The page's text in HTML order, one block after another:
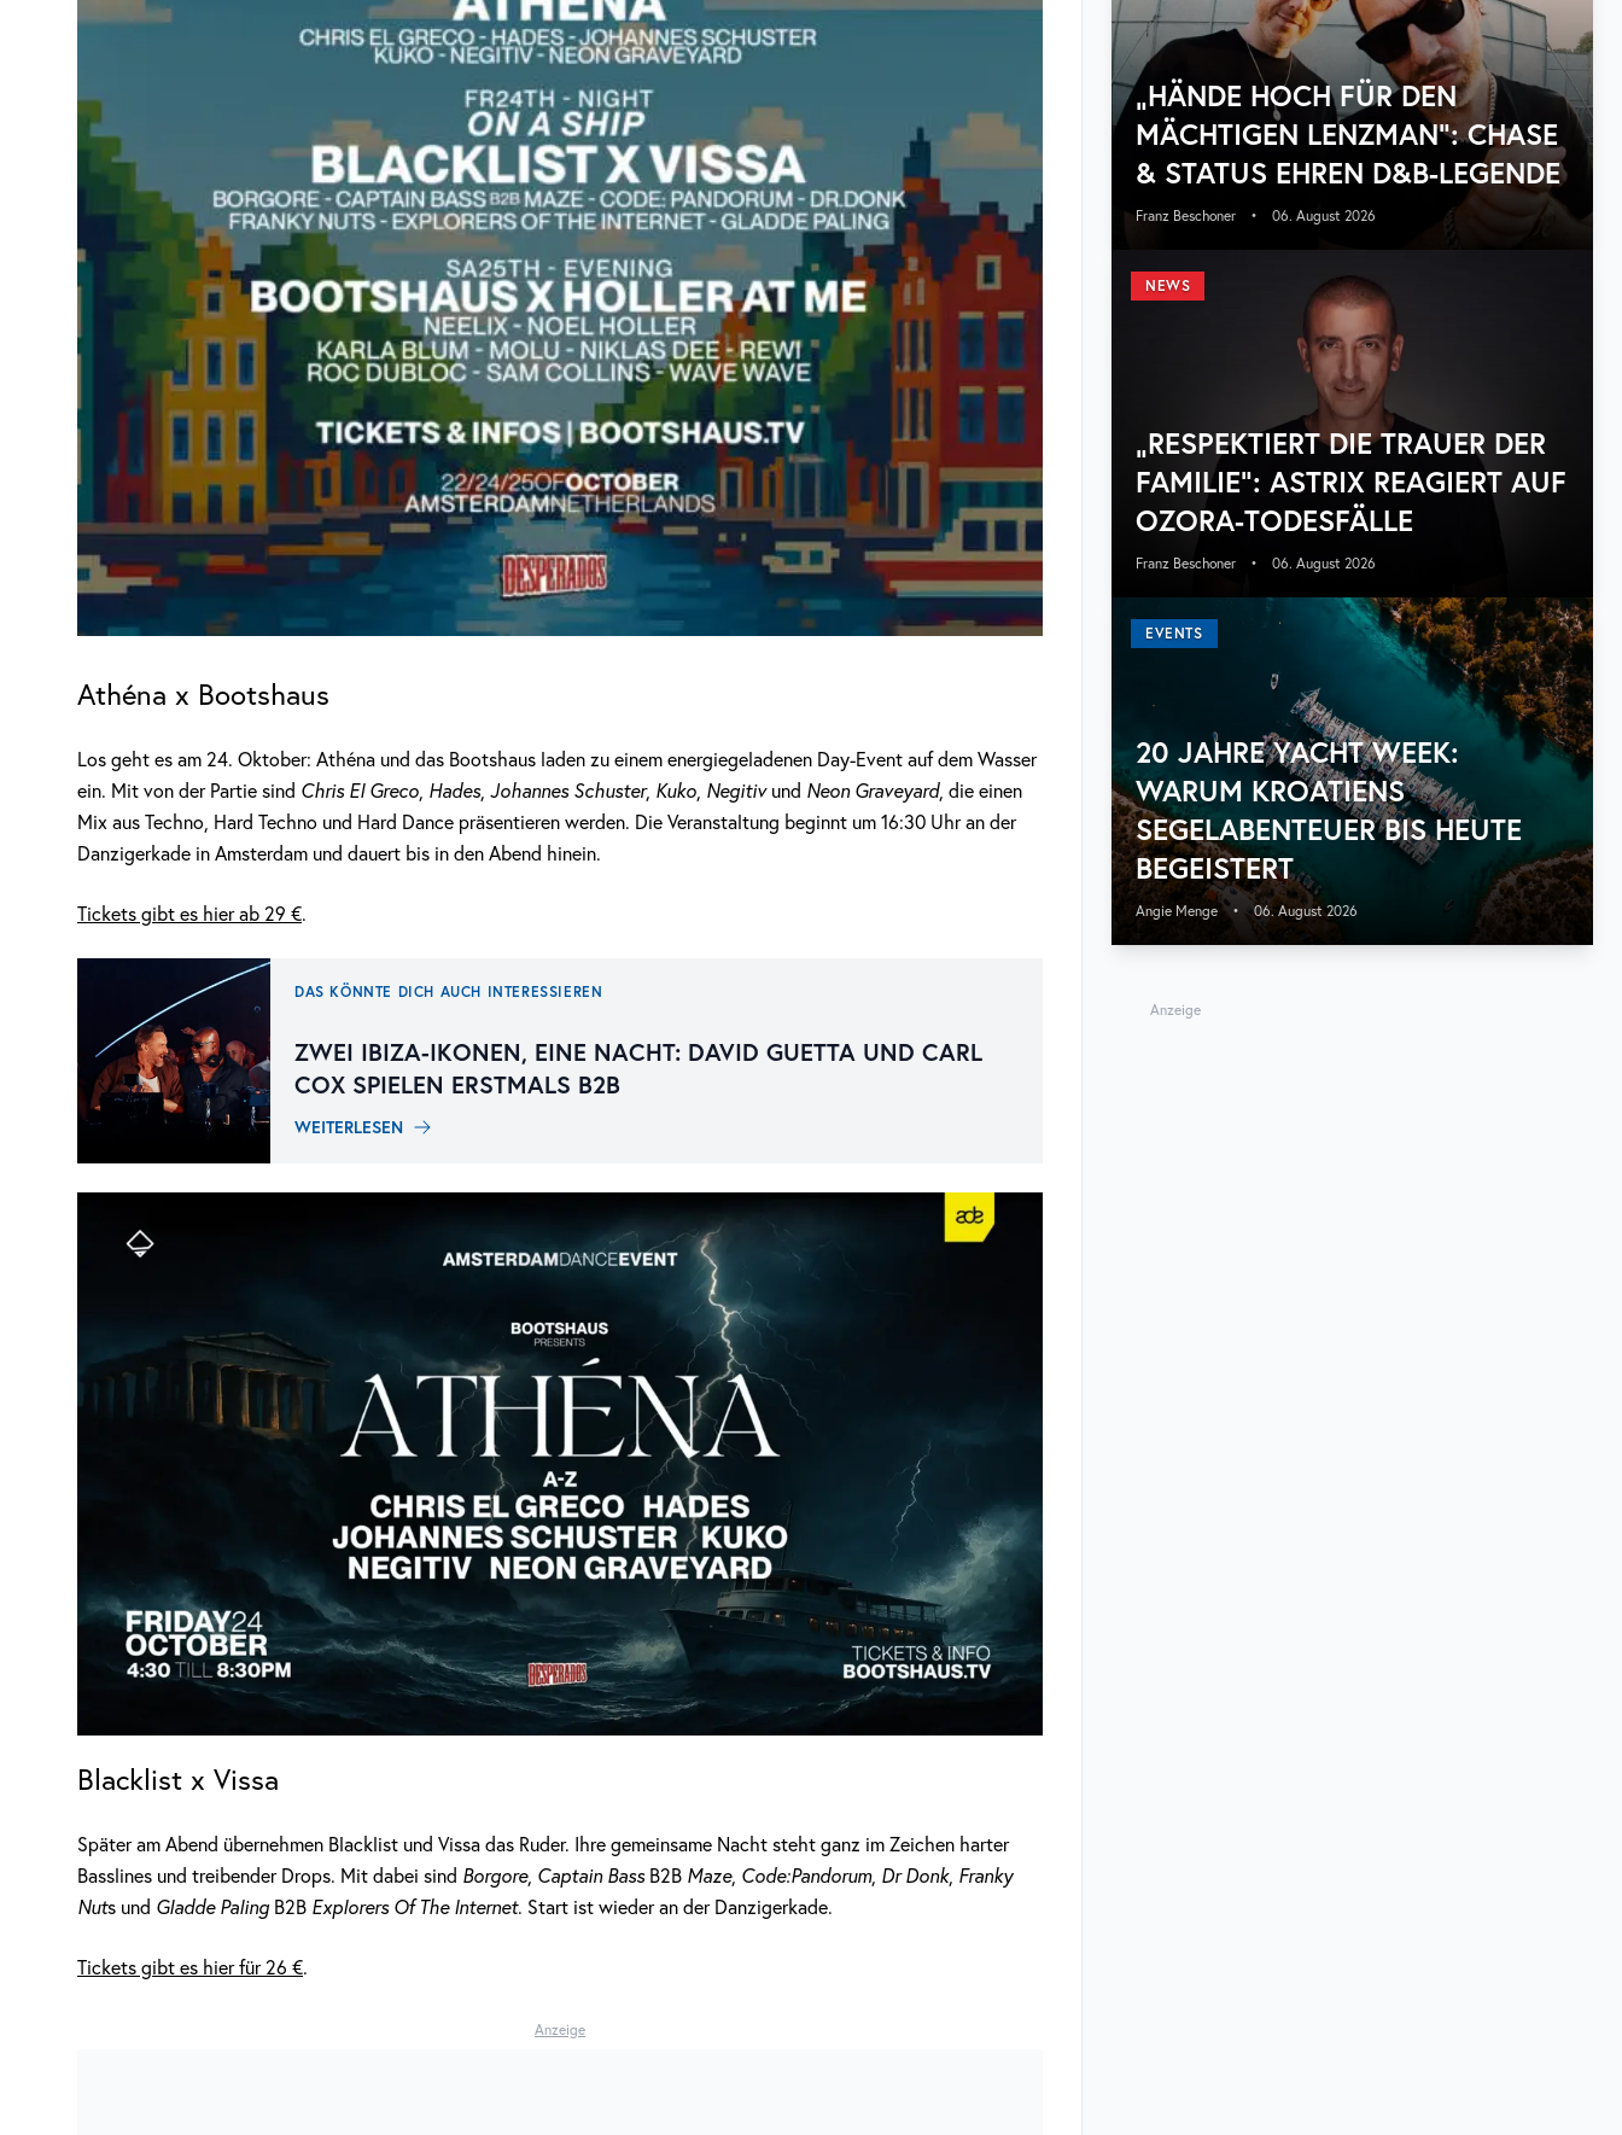
Athéna x Bootshaus
Los geht es am 24. Oktober: Athéna und das Bootshaus laden zu einem energiegeladenen Day-Event auf dem Wasser
ein. Mit von der Partie sind Chris El Greco, Hades, Johannes Schuster, Kuko, Negitiv und Neon Graveyard, die einen
Mix aus Techno, Hard Techno und Hard Dance präsentieren werden. Die Veranstaltung beginnt um 16:30 Uhr an der
Danzigerkade in Amsterdam und dauert bis in den Abend hinein.
Tickets gibt es hier ab 29 €.
DAS KÖNNTE DICH AUCH INTERESSIEREN
ZWEI IBIZA-IKONEN, EINE NACHT: DAVID GUETTA UND CARL
COX SPIELEN ERSTMALS B2B
WEITERLESEN
Blacklist x Vissa
Später am Abend übernehmen Blacklist und Vissa das Ruder. Ihre gemeinsame Nacht steht ganz im Zeichen harter
Basslines und treibender Drops. Mit dabei sind Borgore, Captain BassB2B Maze, Code:Pandorum, Dr Donk, Franky
Nuts und Gladde Paling B2B Explorers Of The Internet. Start ist wieder an der Danzigerkade.
Tickets gibt es hier für 26 €.
Anzeige
„HÄNDE HOCH FÜR DEN
MÄCHTIGEN LENZMAN“: CHASE
& STATUS EHREN D&B-LEGENDE
Franz Beschoner • 06. August 2026
NEWS
„RESPEKTIERT DIE TRAUER DER
FAMILIE“: ASTRIX REAGIERT AUF
OZORA-TODESFÄLLE
Franz Beschoner • 06. August 2026
EVENTS
20 JAHRE YACHT WEEK:
WARUM KROATIENS
SEGELABENTEUER BIS HEUTE
BEGEISTERT
Angie Menge • 06. August 2026
Anzeige